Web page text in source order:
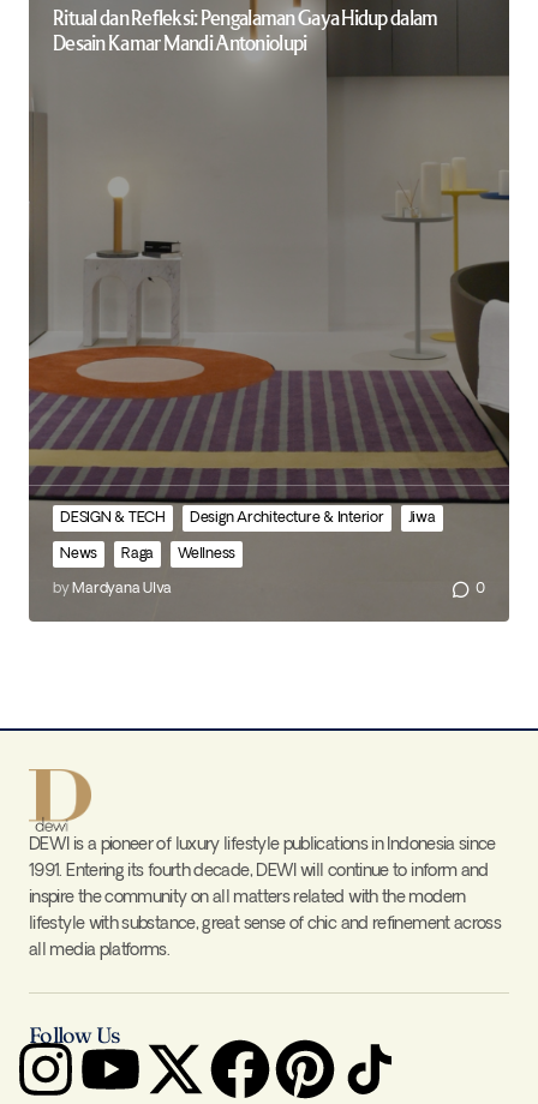
Ritual dan Refleksi: Pengalaman Gaya Hidup dalam
Desain Kamar Mandi Antoniolupi
DESIGN & TECH Design Architecture & Interior
Jiwa
News
Raga
Wellness
byMardyana Ulva 0
DEWI is a pioneer of luxury lifestyle publications in Indonesia since
1991. Entering its fourth decade, DEWI will continue to inform and
inspire the community on all matters related with the modern
lifestyle with substance, great sense of chic and refinement across
all media platforms.
Follow Us